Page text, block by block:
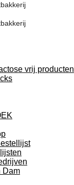
vrij producten
Dam